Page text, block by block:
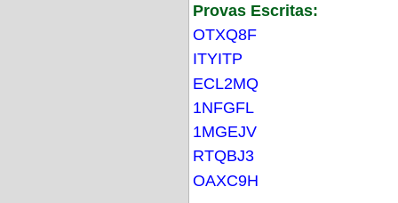
Provas Escritas:
OTXQ8F
ITYITP
ECL2MQ
1NFGFL
1MGEJV
RTQBJ3
OAXC9H